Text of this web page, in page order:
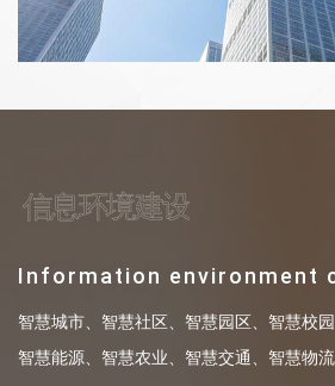
信息环境建设
Information environment
智慧城市、智慧社区、智慧园区、智慧校
智慧能源、智慧农业、智慧交通、智慧物流